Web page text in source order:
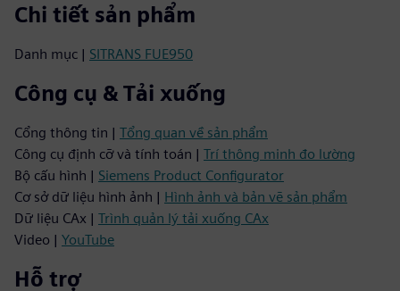
Chi tiết sản phẩm
Danh mục | SITRANS FUE950
Công cụ & Tải xuống
Cổng thông tin | Tổng quan về sản phẩm
Công cụ định cỡ và tính toán | Trí thông minh đo lường
Bộ cấu hình | Siemens Product Configurator
Cơ sở dữ liệu hình ảnh | Hình ảnh và bản vẽ sản phẩm
Dữ liệu CAx | Trình quản lý tải xuống CAx
Video | YouTube
Hỗ trợ